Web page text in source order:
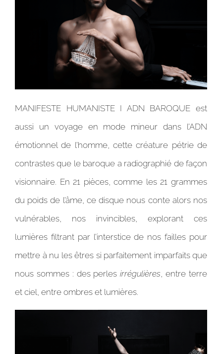
MANIFESTE HUMANISTE I ADN BAROQUE est
aussi un voyage en mode mineur dans l’ADN
émotionnel de l’homme, cette créature pétrie de
contrastes que le baroque a radiographié de façon
visionnaire. En 21 pièces, comme les 21 grammes
du poids de l’âme, ce disque nous conte alors nos
vulnérables, nos invincibles, explorant ces
lumières filtrant par l’interstice de nos failles pour
mettre à nu les êtres si parfaitement imparfaits que
nous sommes : des perlesirrégulières , entre terre
et ciel, entre ombres et lumières.